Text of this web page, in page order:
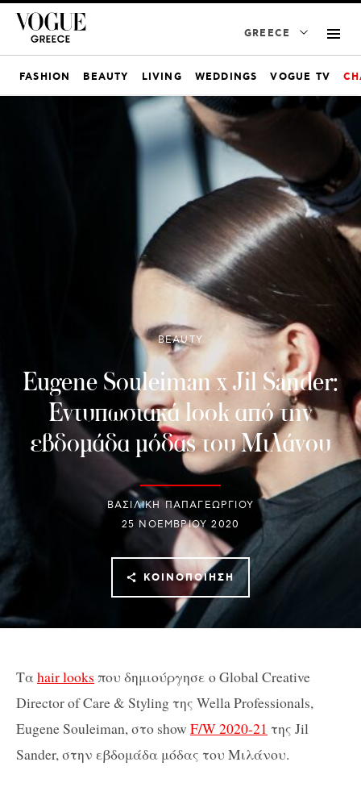
GREECE
FASHION BEAUTY LIVING WEDDINGS VOGUE TV
BEAUTY
Eugene Souleiman x Jil Sander:
Εντυπωσιακά look από την
εβδομάδα μόδας του Μιλάνου
ΒΑΣΙΛΙΚΗ ΠΑΠΑΓΕΩΡΓΙΟΥ
25 ΝΟΕΜΒΡΊΟΥ 2020
ΚΟΙΝΟΠΟΊΗΣΗ
Tαhair looks που δημιούργησε ο Global Creative
Director of Care & Styling της Wella Professionals,
Εugene Souleiman, στο show F/W 2020-21 της Jil
Sander, στην εβδομάδα μόδας του Μιλάνου.